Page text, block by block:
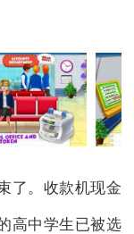
了。收款机现金
高中学生已被选